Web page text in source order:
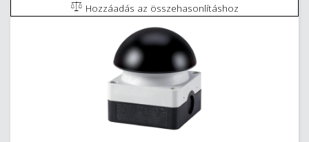
Hozzáadás az összehasonlításhoz